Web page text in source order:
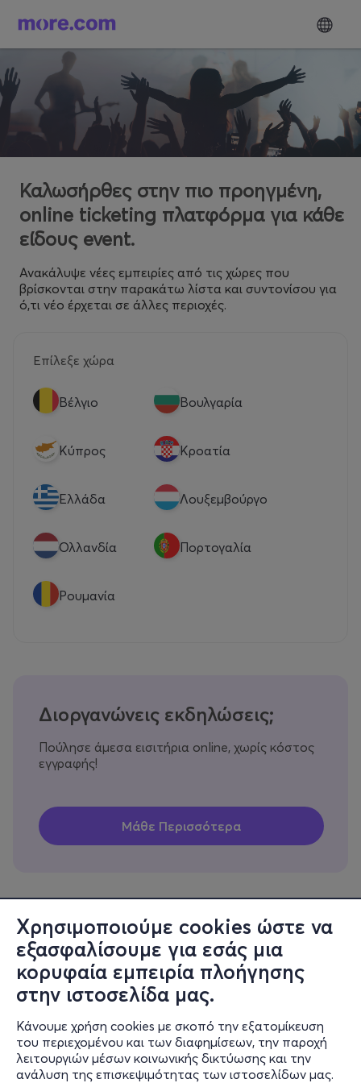
Χρησιμοποιούμε cookies ώστε να
εξασφαλίσουμε για εσάς μια
κορυφαία εμπειρία πλοήγησης
στην ιστοσελίδα μας.
Κάνουμε χρήση cookies με σκοπό την εξατομίκευση
του περιεχομένου και των διαφημίσεων, την παροχή
λειτουργιών μέσων κοινωνικής δικτύωσης και την
ανάλυση της επισκεψιμότητας των ιστοσελίδων μας.
Καλωσήρθες στην πιο προηγμένη,
online ticketing πλατφόρμα για κάθε
είδους event.
Ανακάλυψε νέες εμπειρίες από τις χώρες που
βρίσκονται στην παρακάτω λίστα και συντονίσου για
ό,τι νέο έρχεται σε άλλες περιοχές.
Επίλεξε χώρα
Βέλγιο Βουλγαρία
Κύπρος Κροατία
Eλλάδα Λουξεμβούργο
Ολλανδία Πορτογαλία
Ρουμανία
Διοργανώνεις εκδηλώσεις;
Πούλησε άμεσα εισιτήρια online, χωρίς κόστος
εγγραφής!
Πληροφορίες
Υποστήριξη
Stay Connected